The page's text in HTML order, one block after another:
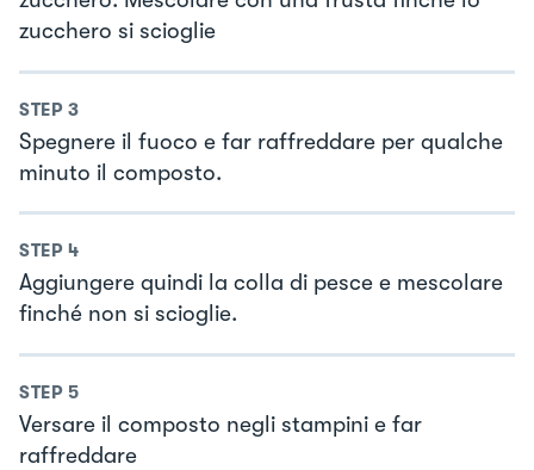
zucchero si scioglie
STEP 3
Spegnere il fuoco e far raffreddare per qualche
minuto il composto.
STEP 4
Aggiungere quindi la colla di pesce e mescolare
finché non si scioglie.
STEP 5
Versare il composto negli stampini e far
raffreddare